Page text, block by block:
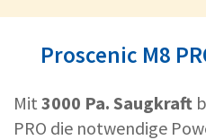
Proscenic M8
Mit 3000 Pa. Saugkraft
PRO die notwendige